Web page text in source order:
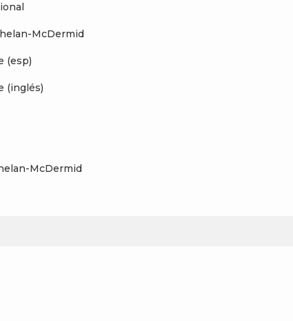
McDermid
(esp)
(inglés)
McDermid